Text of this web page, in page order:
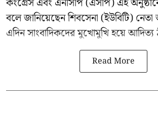
বলে জানিয়েছেন শিবসেনা (ইউবিটি)
এদিন সাংবাদিকদের মুখোমুখি হয়েআদিত্য
Read More